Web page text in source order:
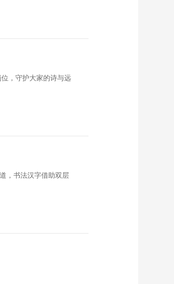
，守护大家的诗与远
，书法汉字借助双层